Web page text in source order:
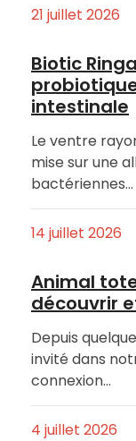
21 juillet 2026
Biotic
intestinale
Le ventre
mise sur une
bactériennes…
14 juillet 2026
Animal
découvrir
Depuis
invité dans
connexion…
4 juillet 2026